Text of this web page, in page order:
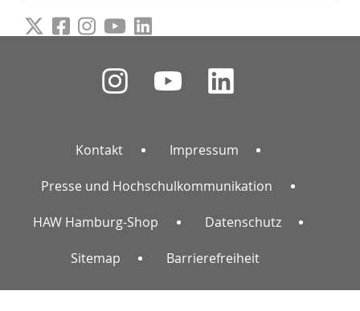
Kontakt Impressum
Presse und Hochschulkommunikation
HAW Hamburg-Shop Datenschutz
Sitemap Barrierefreiheit